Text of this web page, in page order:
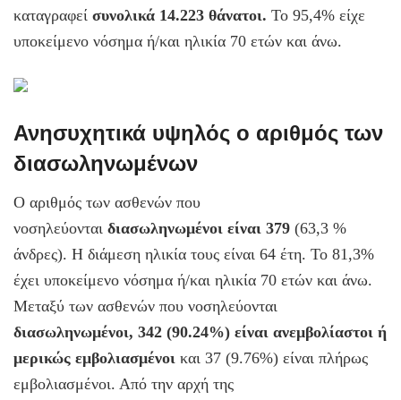
καταγραφεί συνολικά 14.223 θάνατοι. Το 95,4% είχε
υποκείμενο νόσημα ή/και ηλικία 70 ετών και άνω.
Ανησυχητικά υψηλός ο αριθμός των
διασωληνωμένων
Ο αριθμός των ασθενών που
νοσηλεύονται διασωληνωμένοι είναι 379 (63,3 %
άνδρες). Η διάμεση ηλικία τους είναι 64 έτη. Το 81,3%
έχει υποκείμενο νόσημα ή/και ηλικία 70 ετών και άνω.
Μεταξύ των ασθενών που νοσηλεύονται
διασωληνωμένοι, 342 (90.24%) είναι ανεμβολίαστοι ή
μερικώς εμβολιασμένοι και 37 (9.76%) είναι πλήρως
εμβολιασμένοι. Από την αρχή της